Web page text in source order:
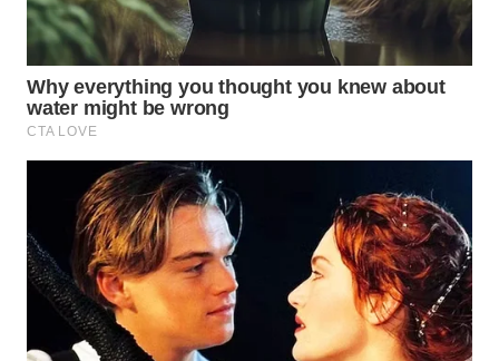
WN
MALUKU
WN
MALUT
DAIRI
WN
DANAU
TOBA